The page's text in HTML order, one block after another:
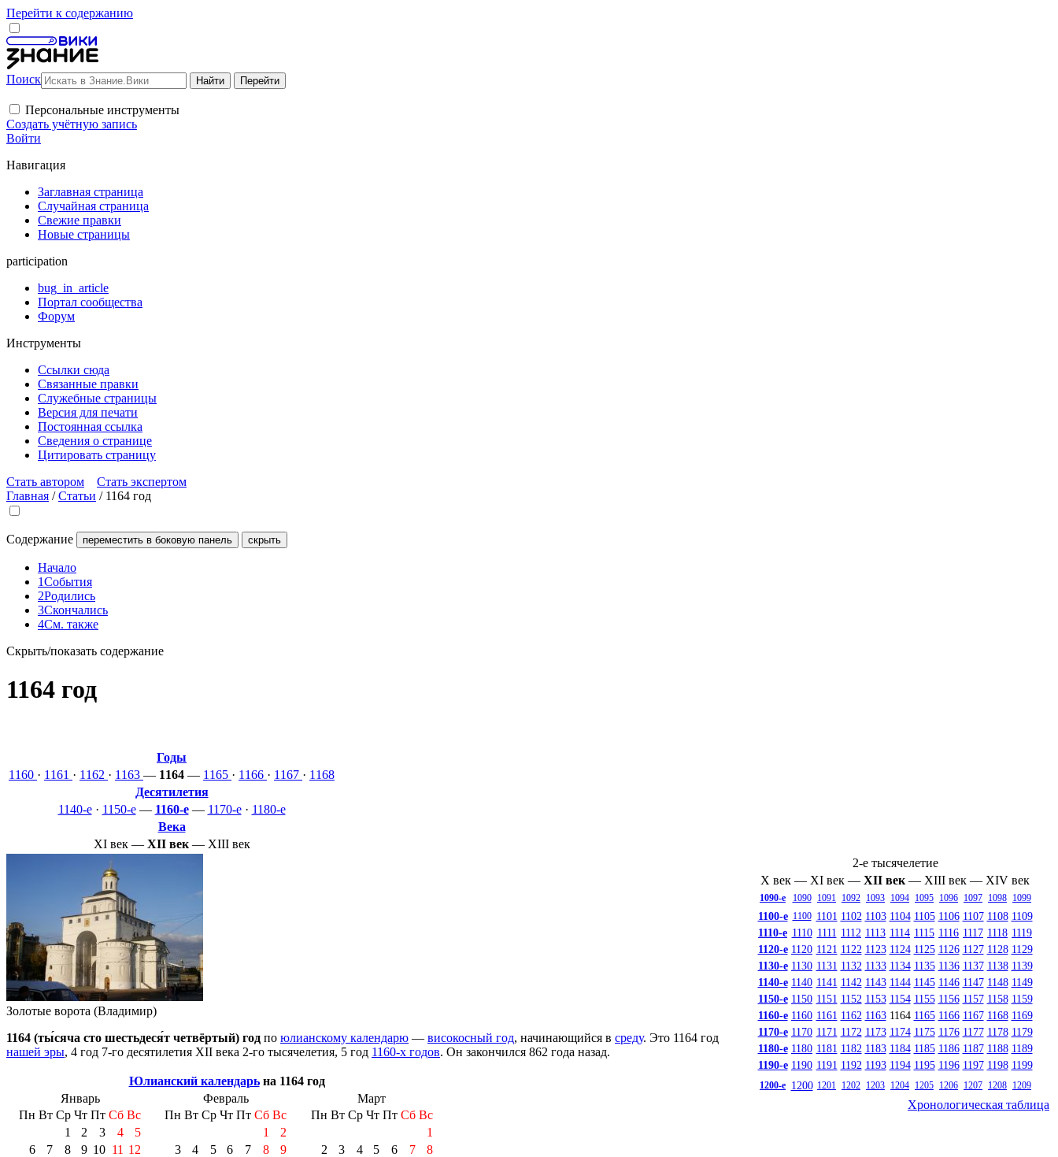
Перейти к содержанию
Поиск
Персональные инструменты
Создать учётную запись
Войти
Навигация
Заглавная страница
Случайная страница
Свежие правки
Новые страницы
participation
bug_in_article
Портал сообщества
Форум
Инструменты
Ссылки сюда
Связанные правки
Служебные страницы
Версия для печати
Постоянная ссылка
Сведения о странице
Цитировать страницу
Стать автором
Стать экспертом
Главная /Статьи / 1164 год
Содержание переместить в боковую панель скрыть
Начало
1События
2Родились
3Скончались
4См. также
Скрыть/показать содержание
1164 год
Годы
1160 · 1161 · 1162 · 1163 — 1164 — 1165 · 1166 · 1167 · 1168
Десятилетия
1140-е· 1150-е— 1160-е— 1170-е· 1180-е
Века
XI век— XII век— XIII век
2-е тысячелетие
X век — XI век — XII век — XIII век — XIV век
1090-е 1090 1091 1092 1093 1094 1095 1096 1097 1098 1099
1100-е 1100 1101 1102 1103 1104 1105 1106 1107 1108 1109
1110-е 1110 1111 1112 1113 1114 1115 1116 1117 1118 1119
1120-е 1120 1121 1122 1123 1124 1125 1126 1127 1128 1129
1130-е 1130 1131 1132 1133 1134 1135 1136 1137 1138 1139
1140-е 1140 1141 1142 1143 1144 1145 1146 1147 1148 1149
1150-е 1150 1151 1152 1153 1154 1155 1156 1157 1158 1159
1160-е 1160 1161 1162 1163 1164 1165 1166 1167 1168 1169
1170-е 1170 1171 1172 1173 1174 1175 1176 1177 1178 1179
1180-е 1180 1181 1182 1183 1184 1185 1186 1187 1188 1189
1190-е 1190 1191 1192 1193 1194 1195 1196 1197 1198 1199
1200-е 1200 1201 1202 1203 1204 1205 1206 1207 1208 1209
Хронологическая таблица
Золотые ворота (Владимир)
1164 (ты́сяча сто шестьдеся́т четвёртый) год по юлианскому календарю — високосный год, начинающийся в среду. Это 1164 год
нашей эры, 4 год 7-го десятилетия XII века 2-го тысячелетия, 5 год 1160-х годов. Он закончился 862 года назад.
Юлианский календарьна 1164 год
Январь
Пн Вт Ср Чт Пт Сб Вс
1
2 3 4
5
6
7 8 9 10 11 12
Февраль
Пн Вт Ср Чт Пт Сб Вс
1
2
3
4 5 6 7 8
9
Март
Пн Вт Ср Чт Пт Сб Вс
1
2
3 4 5 6 7
8